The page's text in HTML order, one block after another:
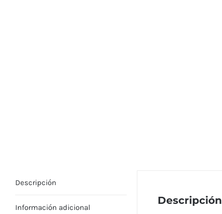
Descripción
Información adicional
Descripción